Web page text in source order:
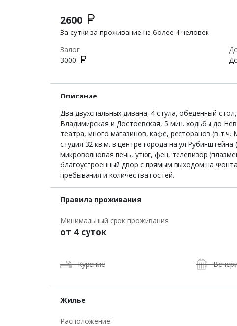
2600
За сутки за проживание не более 4 человек
Залог
3000
Описание
Два двухспальных дивана, 4 стула, обеденный
Владимирская и Достоевская, 5 мин. ходьбы до
театра, много магазинов, кафе, ресторанов (в т.ч.
студия 32 кв.м. в центре города на
микроволновая печь, утюг, фен, телевизор
благоустроенный двор с прямым выходом на
пребывания и количества гостей.
Правила проживания
Минимальный срок проживания
от 4 суток
Курение
Жилье
Расположение: